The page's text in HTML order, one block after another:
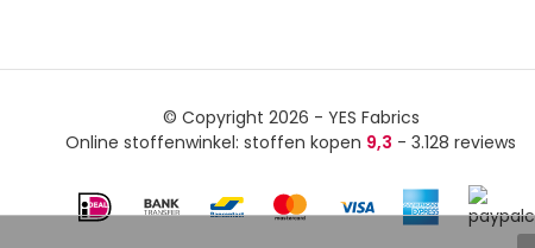
© Copyright 2026 - YES Fabrics
Online stoffenwinkel: stoffen kopen 9,3 - 3.128 reviews